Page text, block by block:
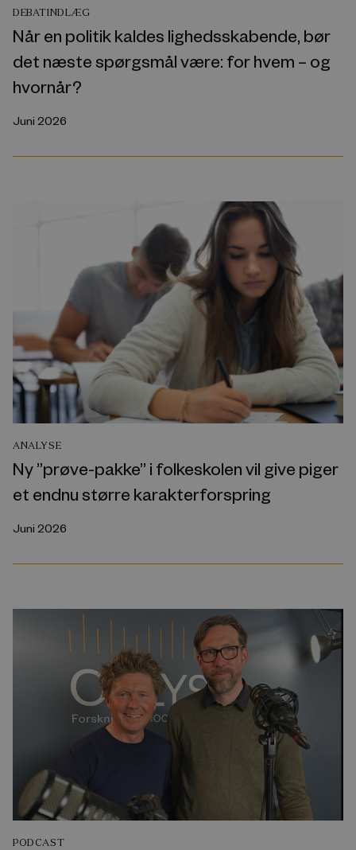
DEBATINDLÆG
Når en politik kaldes lighedsskabende, bør
det næste spørgsmål være: for hvem – og
hvornår?
Juni 2026
ANALYSE
Ny ”prøve-pakke” i folkeskolen vil give piger
et endnu større karakterforspring
Juni 2026
PODCAST